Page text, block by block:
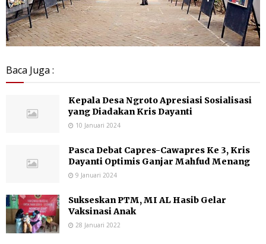
Baca Juga :
Kepala Desa Ngroto Apresiasi Sosialisasi
yang Diadakan Kris Dayanti
10 Januari 2024
Pasca Debat Capres-Cawapres Ke 3, Kris
Dayanti Optimis Ganjar Mahfud Menang
9 Januari 2024
Sukseskan PTM, MI AL Hasib Gelar
Vaksinasi Anak
28 Januari 2022